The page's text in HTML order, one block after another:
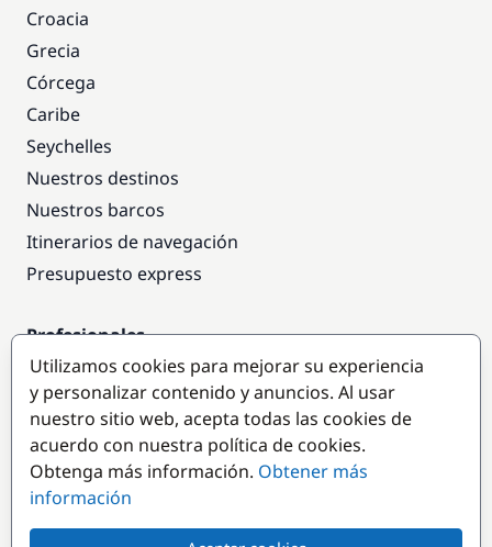
Croacia
Grecia
Córcega
Caribe
Seychelles
Nuestros destinos
Nuestros barcos
Itinerarios de navegación
Presupuesto express
Profesionales
Acceso empresas
Colaborar como empresa
Destinos populares
Utilizamos cookies para mejorar su experiencia
y personalizar contenido y anuncios. Al usar
nuestro sitio web, acepta todas las cookies de
acuerdo con nuestra política de cookies.
Obtenga más información. Obtener más
información